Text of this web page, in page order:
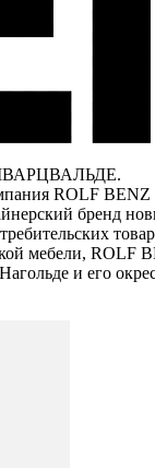
ROLF
бренд
мебели, ROLF
и его